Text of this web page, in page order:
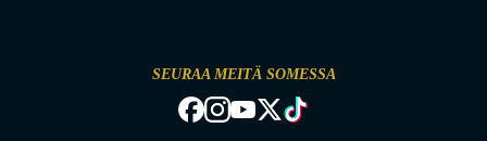
SEURAA MEITÄ SOMESSA